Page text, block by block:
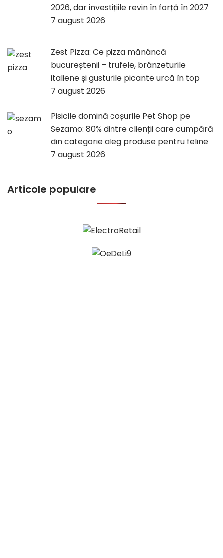
2026, dar investițiile revin în forță în 2027
7 august 2026
Zest Pizza: Ce pizza mănâncă
bucureștenii – trufele, brânzeturile
italiene și gusturile picante urcă în top
7 august 2026
Pisicile domină coșurile Pet Shop pe
Sezamo: 80% dintre clienții care cumpără
din categorie aleg produse pentru feline
7 august 2026
Articole populare